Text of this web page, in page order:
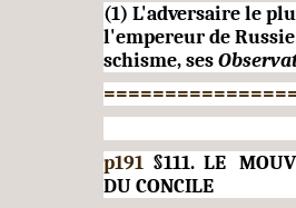
(1) L'adversaire le
l'empereur de
schisme, ses
p191 §111. LE
DU CONCILE